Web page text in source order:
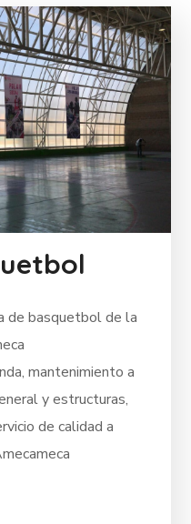
de basquetbol de la
mantenimiento a
y estructuras,
de calidad a